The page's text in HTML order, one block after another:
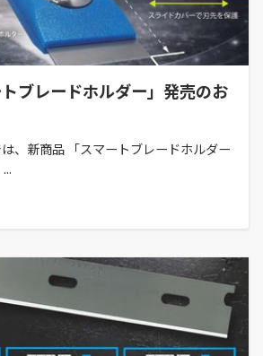
ブレードホルダー」発売のお
、新商品 「スマートブレードホルダー